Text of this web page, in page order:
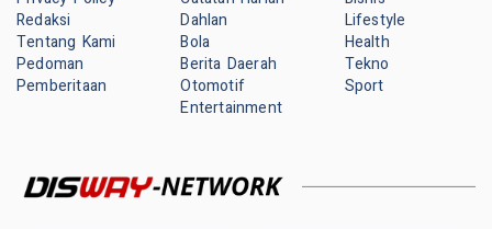
Redaksi
Tentang Kami
Pedoman
Pemberitaan
Dahlan
Bola
Berita Daerah
Otomotif
Entertainment
Lifestyle
Health
Tekno
Sport